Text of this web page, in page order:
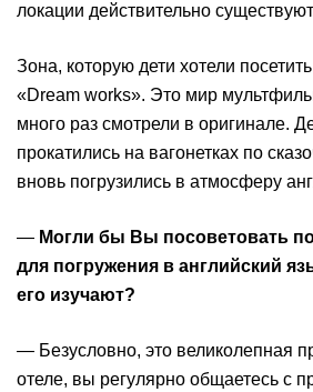
локации действительно
Зона, которую дети хотели
«Dream works». Это мир
много раз смотрели в оригинале.
прокатились на вагонетках по
вновь погрузились в атмосферу
— Могли бы Вы посоветовать
для погружения в английский
его изучают?
— Безусловно, это великолепная
отеле, вы регулярно общаетесь с